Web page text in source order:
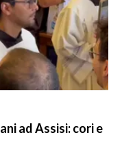
ad Assisi: cori e